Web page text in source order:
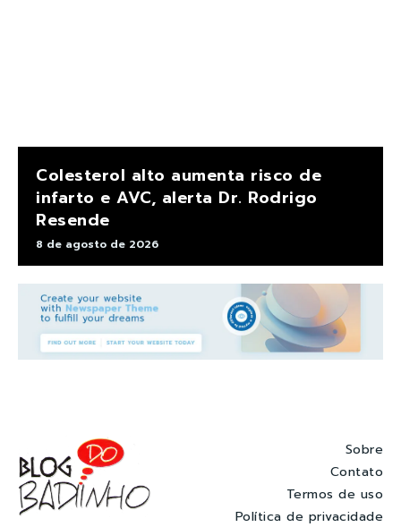
Colesterol alto aumenta risco de
infarto e AVC, alerta Dr. Rodrigo
Resende
8 de agosto de 2026
Sobre
Contato
Termos de uso
Política de privacidade